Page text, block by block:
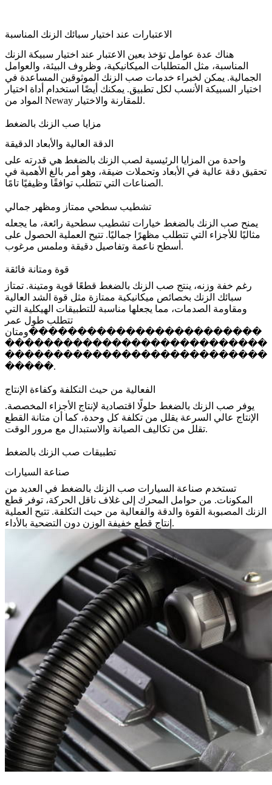
الاعتبارات عند اختيار سبائك الزنك المناسبة
هناك عدة عوامل تؤخذ بعين الاعتبار عند اختيار سبيكة الزنك
المناسبة، مثل المتطلبات الميكانيكية، وظروف البيئة، والعوامل
الجمالية. يمكن لخبراء خدمات صب الزنك الموثوقين المساعدة في
اختيار السبيكة الأنسب لكل تطبيق. يمكنك أيضًا استخدام أداة اختيار
المواد من Neway
للمقارنة والاختيار.
مزايا صب الزنك بالضغط
الدقة العالية والأبعاد الدقيقة
واحدة من المزايا الرئيسية لصب الزنك بالضغط هي قدرته على
تحقيق دقة عالية في الأبعاد وتحملات ضيقة، وهو أمر بالغ الأهمية في
الصناعات التي تتطلب توافقًا وظيفيًا تامًا.
تشطيب سطحي ممتاز ومظهر جمالي
يمنح صب الزنك بالضغط خيارات تشطيب سطحية رائعة، ما يجعله
مثاليًا للأجزاء التي تتطلب مظهرًا جماليًا. تتيح العملية الحصول على
أسطح ناعمة وتفاصيل دقيقة وملمس مرغوب.
قوة ومتانة فائقة
رغم خفة وزنه، ينتج صب الزنك بالضغط قطعًا قوية ومتينة. تمتاز
سبائك الزنك بخصائص ميكانيكية ممتازة مثل قوة الشد العالية
ومقاومة الصدمات، مما يجعلها مناسبة للتطبيقات الهيكلية التي
تتطلب طول عمر
ومتان������������������������
���������������������������
���������������������������
�����.
الفعالية من حيث التكلفة وكفاءة الإنتاج
يوفر صب الزنك بالضغط حلولًا اقتصادية لإنتاج الأجزاء المخصصة.
الإنتاج عالي السرعة يقلل من تكلفة كل وحدة، كما أن متانة القطع
تقلل من تكاليف الصيانة والاستبدال مع مرور الوقت.
تطبيقات صب الزنك بالضغط
صناعة السيارات
تستخدم صناعة السيارات صب الزنك بالضغط في العديد من
المكونات. من حوامل المحرك إلى غلاف ناقل الحركة، توفر قطع
الزنك المصبوبة القوة والدقة والفعالية من حيث التكلفة. تتيح العملية
إنتاج قطع خفيفة الوزن دون التضحية بالأداء.